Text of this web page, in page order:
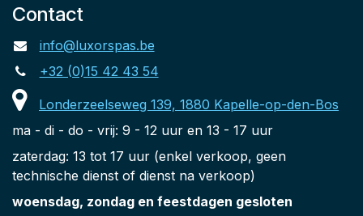
Contact
info@luxorspas.be
+32 (0)15 42 43 54
Londerzeelseweg 139, 1880 Kapelle-op-den-Bos
ma - di - do - vrij: 9 - 12 uur en 13 - 17 uur
zaterdag: 13 tot 17 uur (enkel verkoop, geen
technische dienst of dienst na verkoop)
woensdag, zondag en feestdagen gesloten